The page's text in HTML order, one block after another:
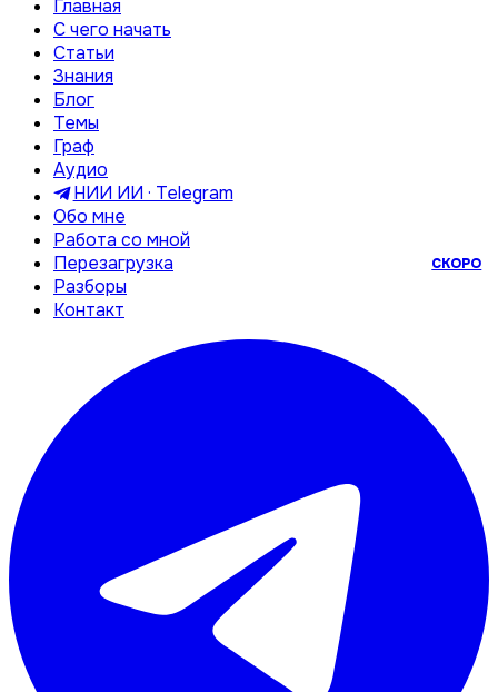
Главная
С чего начать
Статьи
Знания
Блог
Темы
Граф
Аудио
НИИ ИИ · Telegram
Обо мне
Работа со мной
Перезагрузка
СКОРО
Разборы
Контакт